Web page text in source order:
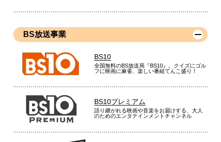
BS放送事業
BS10
全国無料のBS放送局『BS10』。クイズにゴル
フに映画に麻雀、楽しい番組てんこ盛り！
BS10プレミアム
語り継がれる映画や音楽をお届けする、大人
のためのエンタテインメントチャンネル